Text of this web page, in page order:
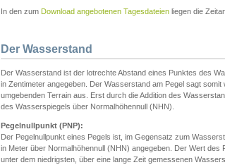
In den zum Download angebotenen Tagesdateien liegen die
Der Wasserstand
Der Wasserstand ist der lotrechte Abstand eines Punktes des
in Zentimeter angegeben. Der Wasserstand am Pegel sagt
umgebenden Terrain aus. Erst durch die Addition des
des Wasserspiegels über Normalhöhennull (NHN).
Pegelnullpunkt (PNP):
Der Pegelnullpunkt eines Pegels ist, im Gegensatz zum
in Meter über Normalhöhennull (NHN) angegeben. Der Wert
unter dem niedrigsten, über eine lange Zeit gemessenen